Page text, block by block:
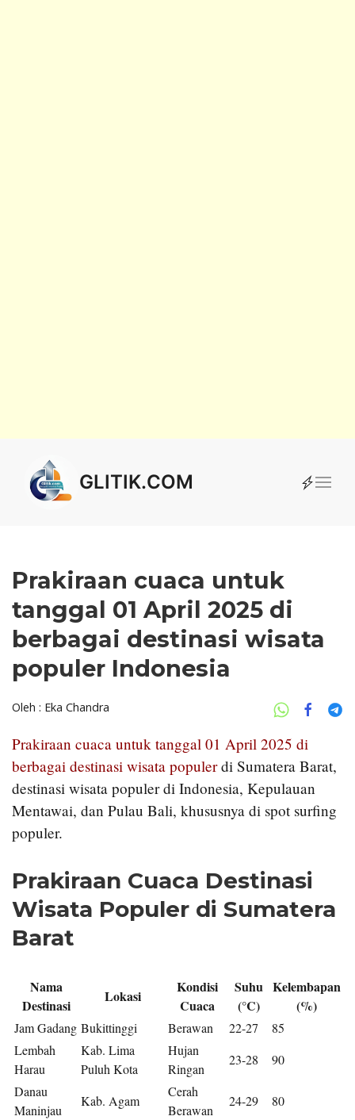
GLITIK.COM
Prakiraan cuaca untuk
tanggal 01 April 2025 di
berbagai destinasi wisata
populer Indonesia
Oleh : Eka Chandra
Prakiraan cuaca untuk tanggal 01 April 2025 di
berbagai destinasi wisata populerdi Sumatera Barat,
destinasi wisata populer di Indonesia, Kepulauan
Mentawai, dan Pulau Bali, khususnya di spot surfing
populer.
Prakiraan Cuaca Destinasi
Wisata Populer di Sumatera
Barat
Nama
Destinasi
Lokasi
Kondisi
Cuaca
Suhu
(°C)
Kelembapan
(%)
Jam Gadang Bukittinggi Berawan 22-27
85
Lembah
Harau
Kab. Lima
Puluh Kota
Hujan
Ringan
23-28
90
Danau
Maninjau
Kab. Agam
Cerah
Berawan
24-29
80